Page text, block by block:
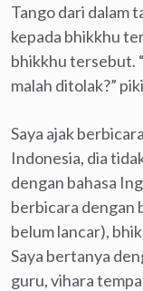
Tango dari dalam
kepada bhikkhu
bhikkhu tersebut.
malah ditolak?”
Saya ajak
Indonesia, dia
dengan bahasa
berbicara dengan
belum lancar),
Saya bertanya
guru, vihara